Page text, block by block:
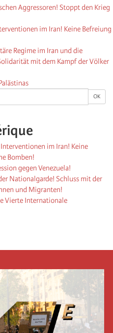
OK
im Iran! Keine
Bomben!
gegen Venezuela!
Nationalgarde! Schluss mit der
und Migranten!
Vierte Internationale
Aggressoren! Stoppt den Krieg
im Iran! Keine Befreiung
Regime im Iran und die
mit dem Kampf der Völker